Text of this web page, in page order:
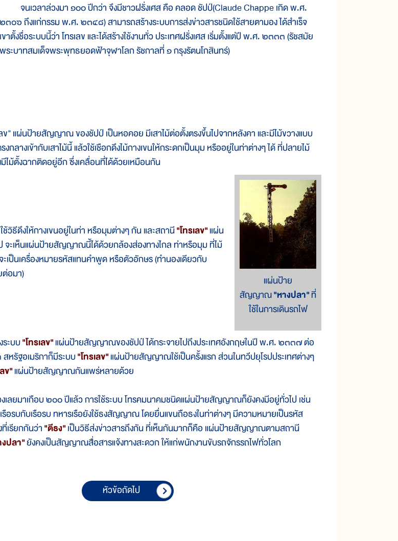
จนเวลาล่วงมา ๑๐๐ ปีกว่า จึงมีชาวฝรั่งเศส คือ คลอด ชัปป์(Claude Chappe เกิด พ.ศ.
๒๓๐๖ ถึงแก่กรรม พ.ศ. ๒๓๔๘) สามารถสร้างระบบการส่งข่าวสารชนิดใช้สายตามอง ได้สำเร็จ
เขาตั้งชื่อระบบนี้ว่า โทรเลข และได้สร้างใช้งานทั่ว ประเทศฝรั่งเศส เริ่มตั้งแต่ปี พ.ศ. ๒๓๓๓ (รัชสมัย
พระบาทสมเด็จพระพุทธยอดฟ้าจุฬาโลก รัชกาลที่ ๑ กรุงรัตนโกสินทร์)
แผ่นป้ายสัญญาณ ของชัปป์ เป็นหอคอย มีเสาไม้ต่อตั้งตรงขึ้นไปจากหลังคา และมีไม้ขวางแบบ
รงกลางเข้ากับเสาไม้นี้ แล้วใช้เชือกดึงไม้กางเขนให้กระดกเป็นมุม หรืออยู่ในท่าต่างๆ ได้ ที่ปลายไม้
มีไม้ตั้งฉากติดอยู่อีก ซึ่งเคลื่อนที่ได้ด้วยเหมือนกัน
ดึงให้กางเขนอยู่ในท่า หรือมุมต่างๆ กัน และสถานี"โทรเลข"แผ่น
ะเห็นแผ่นป้ายสัญญาณนี้ได้ด้วยกล้องส่องทางไกล ท่าหรือมุม ที่ไม้
ะเป็นเครื่องหมายรหัสแทนคำพูด หรือตัวอักษร (ทำนองเดียวกับ
อมา)
แผ่นป้าย
สัญญาณ"หางปลา"ที่
ใช้ในการเดินรถไฟ
ะบบ"โทรเลข"แผ่นป้ายสัญญาณของชัปป์ ได้กระจายไปถึงประเทศอังกฤษในปี พ.ศ. ๒๓๓๗ ต่อ
หรัฐอเมริกาก็มีระบบ"โทรเลข"แผ่นป้ายสัญญาณใช้เป็นครั้งแรก ส่วนในทวีปยุโรปประเทศต่างๆ
ข"แผ่นป้ายสัญญาณกันแพร่หลายด้วย
ยมาเกือบ ๒๐๐ ปีแล้ว การใช้ระบบ โทรคมนาคมชนิดแผ่นป้ายสัญญาณก็ยังคงมีอยู่ทั่วไป เช่น
รือรบกับเรือรบ ทหารเรือยังใช้ธงสัญญาณ โดยยื่นแขนถือธงในท่าต่างๆ มีความหมายเป็นรหัส
เรียกกันว่า"ตีธง"เป็นวิธีส่งข่าวสารถึงกัน ที่เห็นกันมากก็คือ แผ่นป้ายสัญญาณตามสถานี
ปลา"ยังคงเป็นสัญญาณสื่อสารแจ้งทางสะดวก ให้แก่พนักงานขับรถจักรรถไฟทั่วโลก
หัวข้อถัดไป